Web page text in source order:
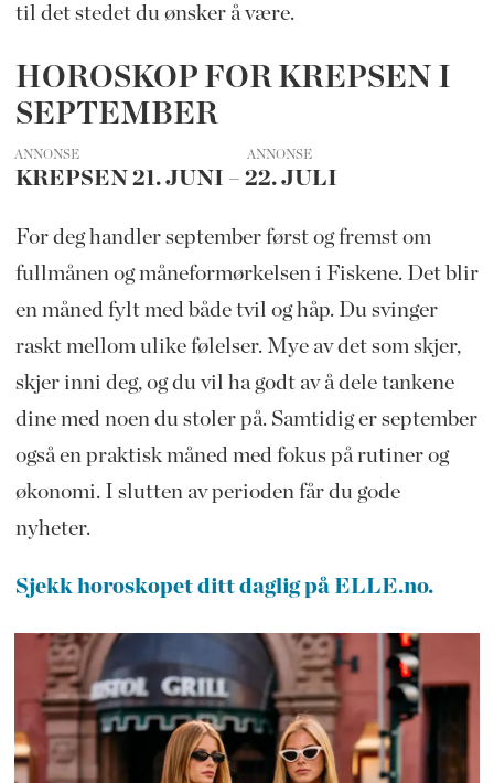
til det stedet du ønsker å være.
HOROSKOP FOR KREPSEN I
SEPTEMBER
ANNONSE
KREPSEN 21. JUNI – 22. JULI
For deg handler september først og fremst om
fullmånen og måneformørkelsen i Fiskene. Det blir
en måned fylt med både tvil og håp. Du svinger
raskt mellom ulike følelser. Mye av det som skjer,
skjer inni deg, og du vil ha godt av å dele tankene
dine med noen du stoler på. Samtidig er september
også en praktisk måned med fokus på rutiner og
økonomi. I slutten av perioden får du gode
nyheter.
Sjekk horoskopet ditt daglig på ELLE.no.